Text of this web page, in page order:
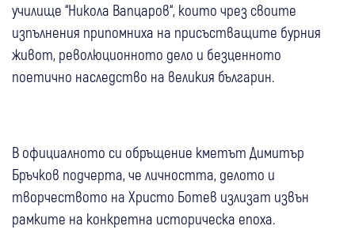
училище “Никола Вапцаров“, които чрез своите
изпълнения припомниха на присъстващите бурния
живот, революционното дело и безценното
поетично наследство на великия българин.
В официалното си обръщение кметът Димитър
Бръчков подчерта, че личността, делото и
творчеството на Христо Ботев излизат извън
рамките на конкретна историческа епоха.